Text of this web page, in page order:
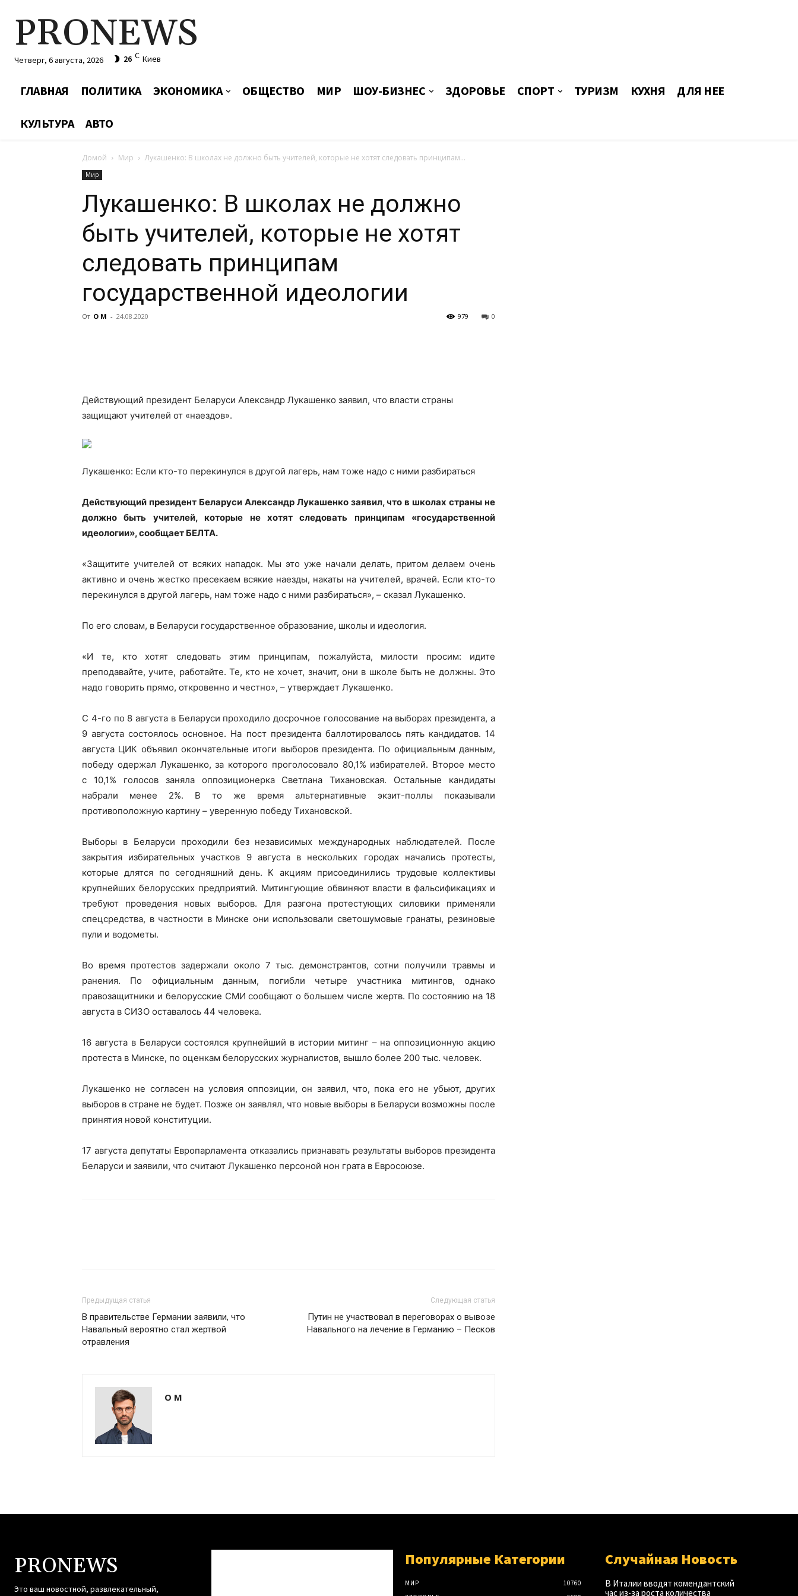
PRONEWS
Четверг, 6 августа, 2026 26 C Киев
ГЛАВНАЯ ПОЛИТИКА ЭКОНОМИКА ОБЩЕСТВО МИР ШОУ-БИЗНЕС ЗДОРОВЬЕ СПОРТ ТУРИЗМ КУХНЯ ДЛЯ НЕЕ
КУЛЬТУРА АВТО
Домой Мир Лукашенко: В школах не должно быть учителей, которые не хотят следовать принципам...
Мир
Лукашенко: В школах не должно
быть учителей, которые не хотят
следовать принципам
государственной идеологии
От О М - 24.08.2020 0
979
Действующий президент Беларуси Александр Лукашенко заявил, что власти страны
защищают учителей от «наездов».
Лукашенко: Если кто-то перекинулся в другой лагерь, нам тоже надо с ними разбираться
Действующий президент Беларуси Александр Лукашенко заявил, что в школах страны не
должно быть учителей, которые не хотят следовать принципам «государственной
идеологии», сообщает БЕЛТА.
«Защитите учителей от всяких нападок. Мы это уже начали делать, притом делаем очень
активно и очень жестко пресекаем всякие наезды, накаты на учителей, врачей. Если кто-то
перекинулся в другой лагерь, нам тоже надо с ними разбираться», – сказал Лукашенко.
По его словам, в Беларуси государственное образование, школы и идеология.
«И те, кто хотят следовать этим принципам, пожалуйста, милости просим: идите
преподавайте, учите, работайте. Те, кто не хочет, значит, они в школе быть не должны. Это
надо говорить прямо, откровенно и честно», – утверждает Лукашенко.
С 4-го по 8 августа в Беларуси проходило досрочное голосование на выборах президента, а
9 августа состоялось основное. На пост президента баллотировалось пять кандидатов. 14
августа ЦИК объявил окончательные итоги выборов президента. По официальным данным,
победу одержал Лукашенко, за которого проголосовало 80,1% избирателей. Второе место
с 10,1% голосов заняла оппозиционерка Светлана Тихановская. Остальные кандидаты
набрали менее 2%. В то же время альтернативные экзит-поллы показывали
противоположную картину – уверенную победу Тихановской.
Выборы в Беларуси проходили без независимых международных наблюдателей. После
закрытия избирательных участков 9 августа в нескольких городах начались протесты,
которые длятся по сегодняшний день. К акциям присоединились трудовые коллективы
крупнейших белорусских предприятий. Митингующие обвиняют власти в фальсификациях и
требуют проведения новых выборов. Для разгона протестующих силовики применяли
спецсредства, в частности в Минске они использовали светошумовые гранаты, резиновые
пули и водометы.
Во время протестов задержали около 7 тыс. демонстрантов, сотни получили травмы и
ранения. По официальным данным, погибли четыре участника митингов, однако
правозащитники и белорусские СМИ сообщают о большем числе жертв. По состоянию на 18
августа в СИЗО оставалось 44 человека.
16 августа в Беларуси состоялся крупнейший в истории митинг – на оппозиционную акцию
протеста в Минске, по оценкам белорусских журналистов, вышло более 200 тыс. человек.
Лукашенко не согласен на условия оппозиции, он заявил, что, пока его не убьют, других
выборов в стране не будет. Позже он заявлял, что новые выборы в Беларуси возможны после
принятия новой конституции.
17 августа депутаты Европарламента отказались признавать результаты выборов президента
Беларуси и заявили, что считают Лукашенко персоной нон грата в Евросоюзе.
Предыдущая статья
В правительстве Германии заявили, что
Навальный вероятно стал жертвой
отравления
Следующая статья
Путин не участвовал в переговорах о вывозе
Навального на лечение в Германию – Песков
О М
PRONEWS
Это ваш новостной, развлекательный,
Популярные Категории
МИР
10760
Случайная Новость
В Италии вводят комендантский
час из-за роста количества